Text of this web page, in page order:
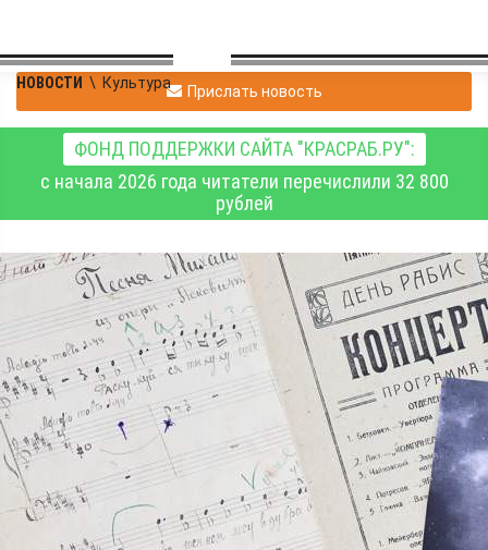
НОВОСТИ \ Культура Прислать новость
ФОНД ПОДДЕРЖКИ САЙТА "КРАСРАБ.РУ":
с начала 2026 года читатели перечислили 32 800
рублей
В краеведческом музее
откроют выставку
«сибирского соловья»
Петра Словцова